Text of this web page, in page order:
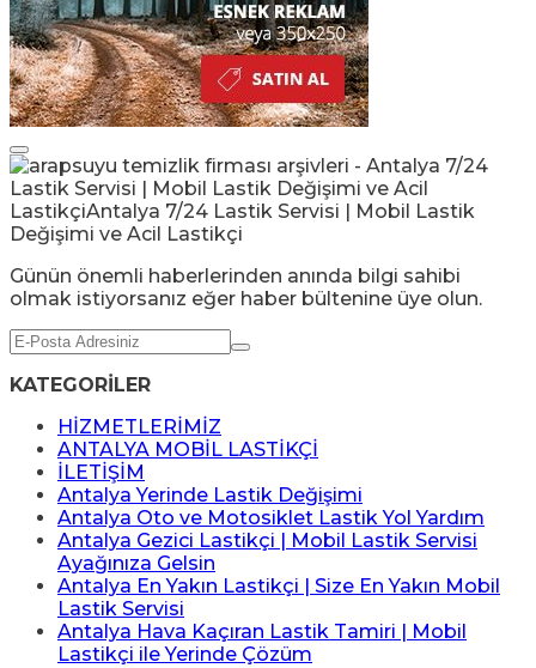
Günün önemli haberlerinden anında bilgi sahibi
olmak istiyorsanız eğer haber bültenine üye olun.
KATEGORİLER
HİZMETLERİMİZ
ANTALYA MOBİL LASTİKÇİ
İLETİŞİM
Antalya Yerinde Lastik Değişimi
Antalya Oto ve Motosiklet Lastik Yol Yardım
Antalya Gezici Lastikçi | Mobil Lastik Servisi
Ayağınıza Gelsin
Antalya En Yakın Lastikçi | Size En Yakın Mobil
Lastik Servisi
Antalya Hava Kaçıran Lastik Tamiri | Mobil
Lastikçi ile Yerinde Çözüm